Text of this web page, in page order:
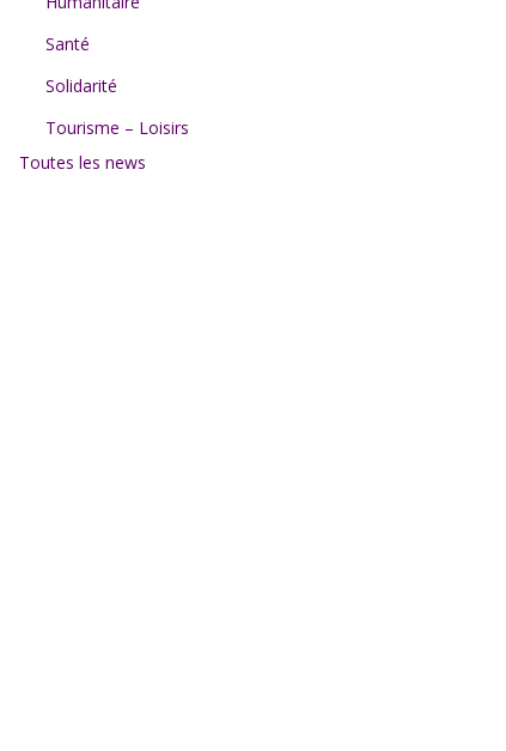
Santé
Solidarité
Tourisme – Loisirs
Toutes les news